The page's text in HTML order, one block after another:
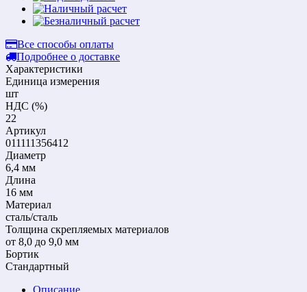
Все способы оплаты
Подробнее о доставке
Характеристики
Единица измерения
шт
НДС (%)
22
Артикул
011111356412
Диаметр
6,4 мм
Длина
16 мм
Материал
сталь/сталь
Толщина скрепляемых материалов
от 8,0 до 9,0 мм
Бортик
Стандартный
Описание